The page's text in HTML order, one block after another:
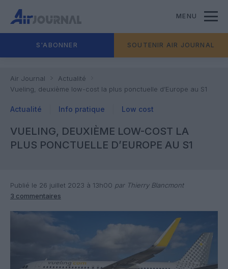
MENU
S'ABONNER SOUTENIR AIR JOURNAL
Air Journal
Actualité
Vueling, deuxième low-cost la plus ponctuelle d’Europe au S1
Actualité Info pratique Low cost
VUELING, DEUXIÈME LOW-COST LA
PLUS PONCTUELLE D’EUROPE AU S1
Publié le 26 juillet 2023 à 13h00 par Thierry Blancmont
3 commentaires